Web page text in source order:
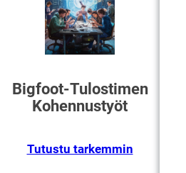
Bigfoot-Tulostimen
Kohennustyöt
Tutustu tarkemmin